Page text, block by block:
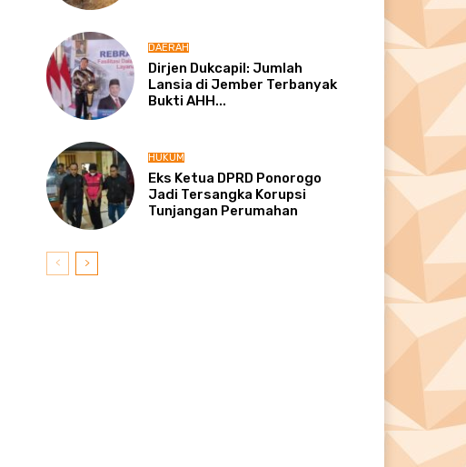
DAERAH
Dirjen Dukcapil: Jumlah
Lansia di Jember Terbanyak
Bukti AHH...
HUKUM
Eks Ketua DPRD Ponorogo
Jadi Tersangka Korupsi
Tunjangan Perumahan